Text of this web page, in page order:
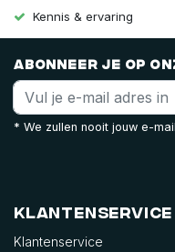
Kennis & ervaring
Abonneer je op
* We zullen nooit jouw e-
Klantenservice
Klantenservice